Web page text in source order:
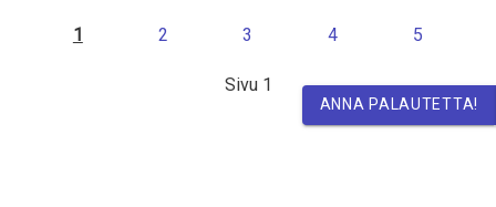
1 2 3 4 5
Sivu1
ANNA PALAUTETTA!